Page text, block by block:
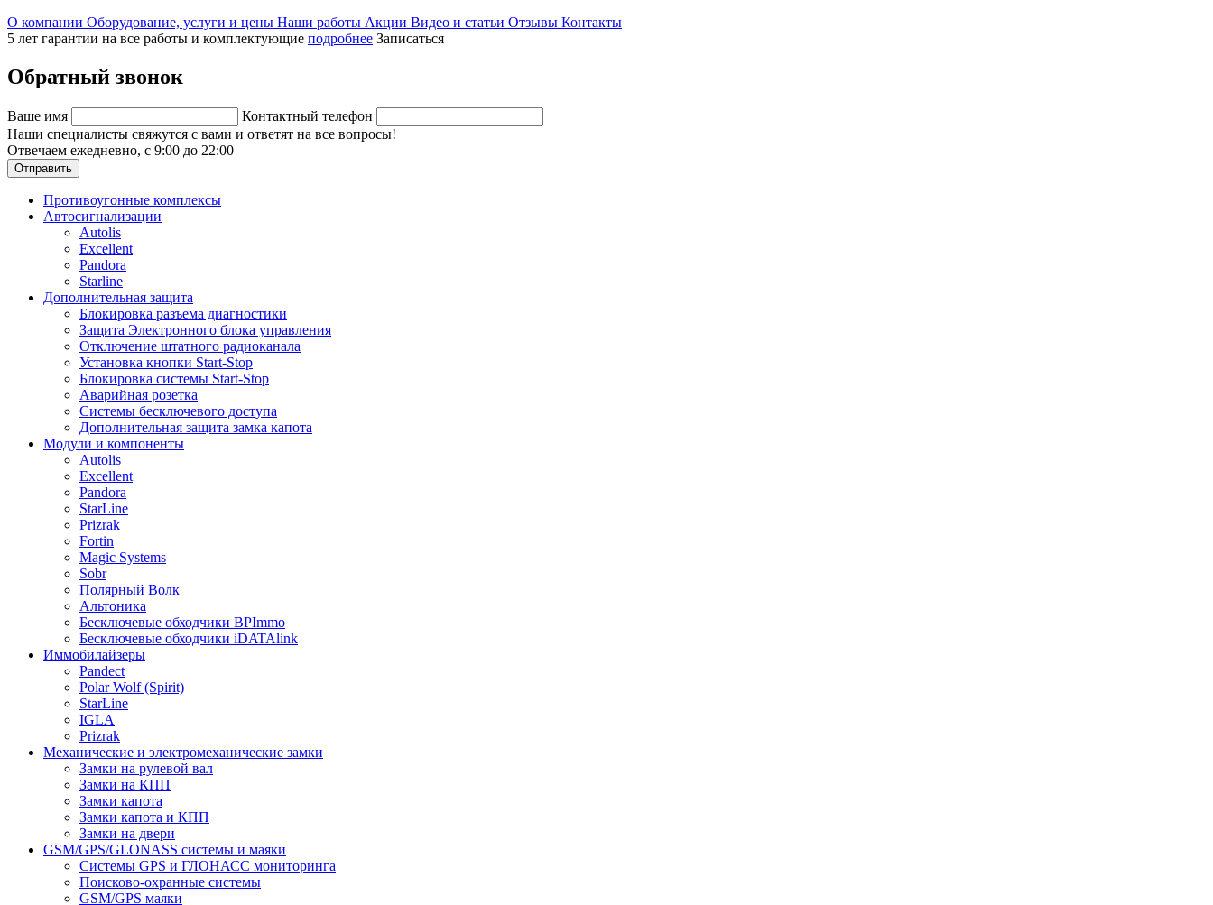
О компании Оборудование, услуги и цены Наши работы Акции Видео и статьи Отзывы Контакты
5 лет гарантии на все работы и комплектующие подробнее Записаться
Обратный звонок
Ваше имя
Контактный телефон
Наши специалисты свяжутся с вами и ответят на все вопросы!
Отвечаем ежедневно, с 9:00 до 22:00
Отправить
Противоугонные комплексы
Автосигнализации
Autolis
Excellent
Pandora
Starline
Дополнительная защита
Блокировка разъема диагностики
Защита Электронного блока управления
Отключение штатного радиоканала
Установка кнопки Start-Stop
Блокировка системы Start-Stop
Аварийная розетка
Системы бесключевого доступа
Дополнительная защита замка капота
Модули и компоненты
Autolis
Excellent
Pandora
StarLine
Prizrak
Fortin
Magic Systems
Sobr
Полярный Волк
Альтоника
Бесключевые обходчики BPImmo
Бесключевые обходчики iDATAlink
Иммобилайзеры
Pandect
Polar Wolf (Spirit)
StarLine
IGLA
Prizrak
Механические и электромеханические замки
Замки на рулевой вал
Замки на КПП
Замки капота
Замки капота и КПП
Замки на двери
GSM/GPS/GLONASS системы и маяки
Системы GPS и ГЛОНАСС мониторинга
Поисково-охранные системы
GSM/GPS маяки